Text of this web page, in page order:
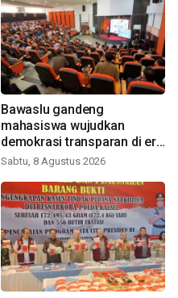
Bawaslu gandeng
mahasiswa wujudkan
demokrasi transparan di era
digital
Sabtu, 8 Agustus 2026